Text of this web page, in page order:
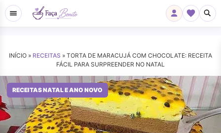
INÍCIO » RECEITAS » TORTA DE MARACUJÁ COM CHOCOLATE: RECEITA
FÁCIL PARA SURPREENDER NO NATAL
RECEITAS NATAL E ANO NOVO